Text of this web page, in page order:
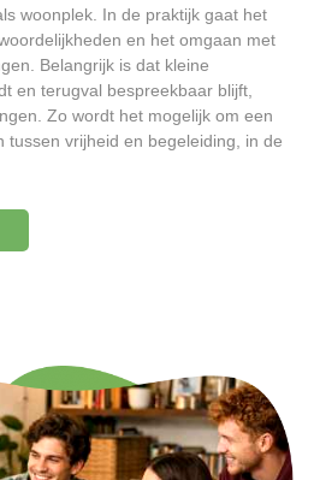
woonplek. In de praktijk gaat het
en het omgaan met
Belangrijk is dat kleine
en terugval bespreekbaar blijft,
Zo wordt het mogelijk om een
tussen vrijheid en begeleiding, in de